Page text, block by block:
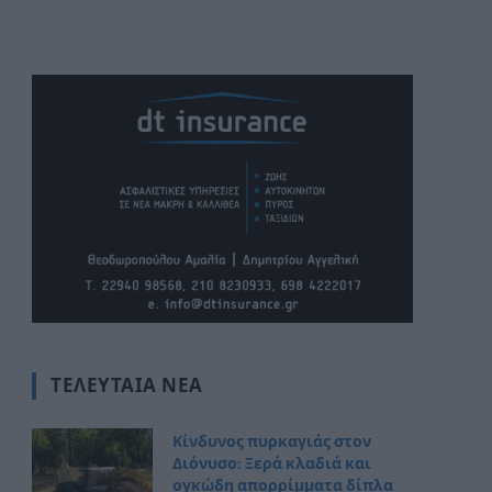
ΤΕΛΕΥΤΑΊΑ ΝΈΑ
Κίνδυνος πυρκαγιάς στον
Διόνυσο: Ξερά κλαδιά και
ογκώδη απορρίμματα δίπλα